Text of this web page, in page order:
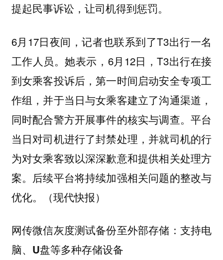
提起民事诉讼，让司机得到惩罚。
6月17日夜间，记者也联系到了T3出行一名
工作人员。她表示，6月12日，T3出行在接
到女乘客投诉后，第一时间启动安全专项工
作组，并于当日与女乘客建立了沟通渠道，
同时配合警方开展事件的核实与调查。平台
当日对司机进行了封禁处理，并就司机的行
为对女乘客致以深深歉意和提供相关处理方
案。后续平台将持续加强相关问题的整改与
优化。（现代快报）
网传微信灰度测试备份至外部存储：支持电
脑、U盘等多种存储设备